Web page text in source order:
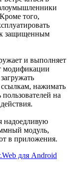
того,
к защищенным
и выполняет
модификации
нажимать
на
надоедливую
модуль,
в приложения.